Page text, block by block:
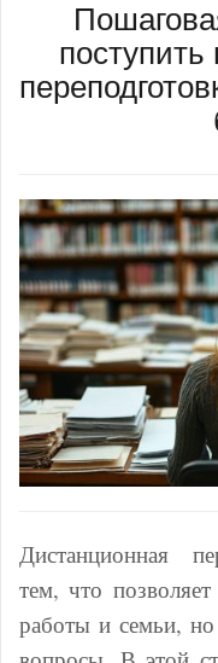
Дистанционная
тем, что
работы и семьи,